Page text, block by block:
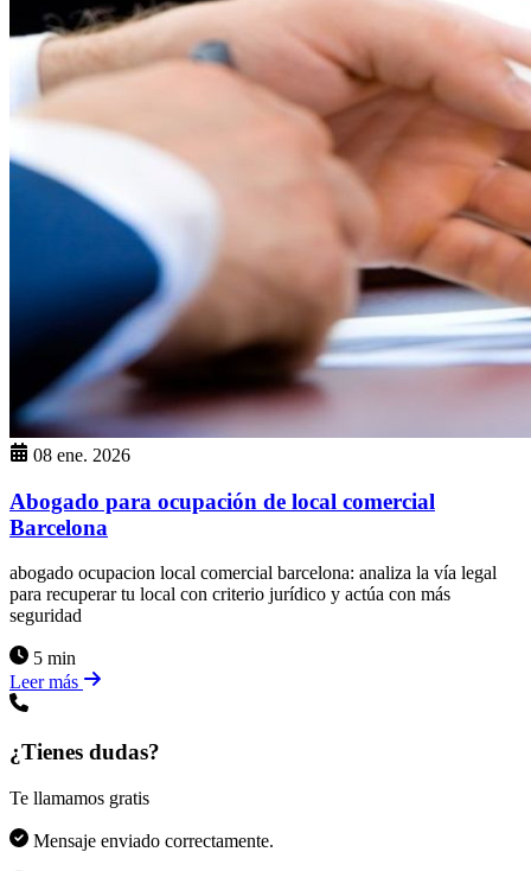
08 ene. 2026
Abogado para ocupación de local comercial
Barcelona
abogado ocupacion local comercial barcelona: analiza la vía legal
para recuperar tu local con criterio jurídico y actúa con más
seguridad
5 min
Leer más
¿Tienes dudas?
Te llamamos gratis
Mensaje enviado correctamente.